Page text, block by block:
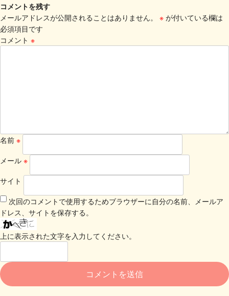
コメントを残す
メールアドレスが公開されることはありません。
※ が付いている欄は
必須項目です
コメント ※
名前 ※
メール ※
サイト
次回のコメントで使用するためブラウザーに自分の名前、メールア
ドレス、サイトを保存する。
上に表示された文字を入力してください。